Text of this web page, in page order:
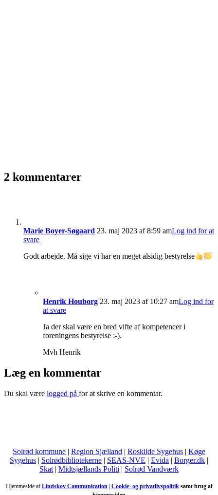
2 kommentarer
Marie Boyer-Søgaard 23. maj 2023 af 8:59 amLog ind for at
svare
Godt arbejde. Må sige vi har en meget alsidig bestyrelse
Henrik Houborg 23. maj 2023 af 10:27 amLog ind for
at svare
Ja der skal være en bred vifte af kompetencer i
foreningens bestyrelse :-).
Mvh Henrik
Læg en kommentar
Du skal være logged på for at skrive en kommentar.
Solrød kommune | Region Sjælland | Roskilde Sygehus | Køge
Sygehus | Solrødbibliotekerne | SEAS-NVE | Evida | Borger.dk |
Skat | Midtsjællands Politi | Solrød Vandværk
Hjemmeside af Lindskov Communication | Cookie- og privatlivspolitik samt brug af